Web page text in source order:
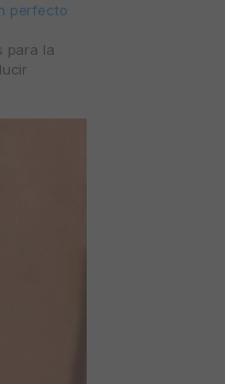
perfecto
para la